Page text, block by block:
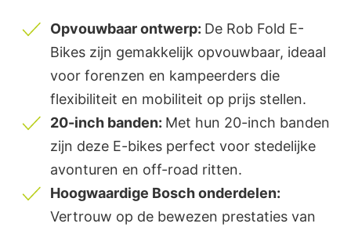
Opvouwbaar ontwerp: De Rob Fold E-
Bikes zijn gemakkelijk opvouwbaar, ideaal
voor forenzen en kampeerders die
flexibiliteit en mobiliteit op prijs stellen.
20-inch banden: Met hun 20-inch banden
zijn deze E-bikes perfect voor stedelijke
avonturen en off-road ritten.
Hoogwaardige Bosch onderdelen:
Vertrouw op de bewezen prestaties van